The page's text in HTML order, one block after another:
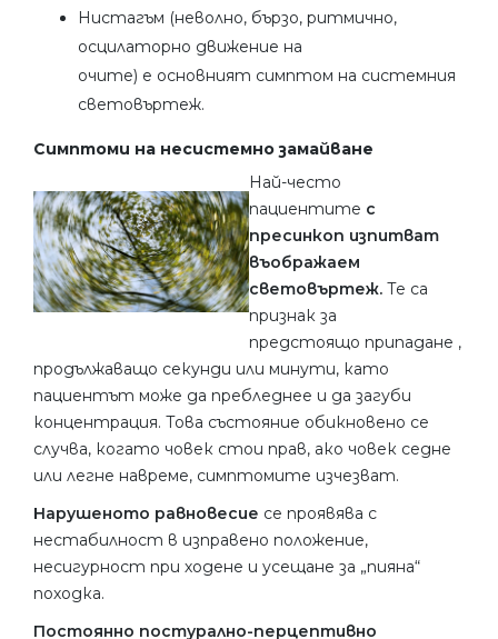
Нистагъм (неволно, бързо, ритмично,
осцилаторно движение на
очите) е основният симптом на системния
световъртеж.
Симптоми на несистемно замайване
Най-често
пациентите с
пресинкоп изпитват
въображаем
световъртеж. Те са
признак за
предстоящо припадане ,
продължаващо секунди или минути, като
пациентът може да пребледнее и да загуби
концентрация. Това състояние обикновено се
случва, когато човек стои прав, ако човек седне
или легне навреме, симптомите изчезват.
Нарушеното равновесие се проявява с
нестабилност в изправено положение,
несигурност при ходене и усещане за „пияна“
походка.
Постоянно постурално-перцептивно